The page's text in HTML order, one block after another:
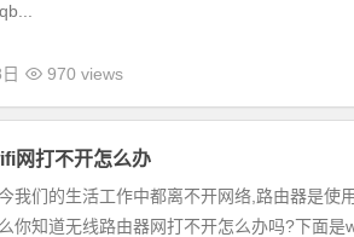
970 views
网打不开怎么办
们的生活工作中都离不开网络,路由器是使
你知道无线路由器网打不开怎么办吗?下面是